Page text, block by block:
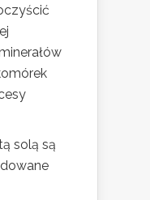
solą są